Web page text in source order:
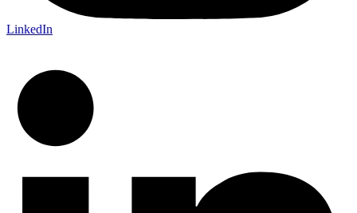
LinkedIn